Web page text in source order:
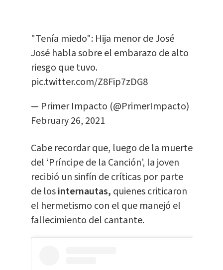
"Tenía miedo": Hija menor de José
José habla sobre el embarazo de alto
riesgo que tuvo.
pic.twitter.com/Z8Fip7zDG8
— Primer Impacto (@PrimerImpacto)
February 26, 2021
Cabe recordar que, luego de la muerte
del ‘Príncipe de la Canción’, la joven
recibió un sinfín de críticas por parte
de losinternautas, quienes criticaron
el hermetismo con el que manejó el
fallecimiento del cantante.